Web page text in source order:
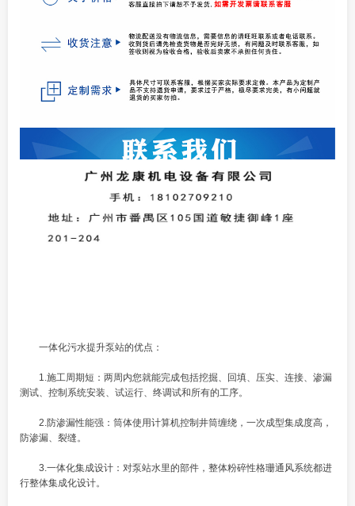
一体化污水提升泵站的优点：
1.施工周期短：两周内您就能完成包括挖掘、回填、压实、连接、渗漏
测试、控制系统安装、试运行、终调试和所有的工序。
2.防渗漏性能强：筒体使用计算机控制井筒缠绕，一次成型集成度高，
防渗漏、裂缝。
3.一体化集成设计：对泵站水里的部件，整体粉碎性格珊通风系统都进
行整体集成化设计。